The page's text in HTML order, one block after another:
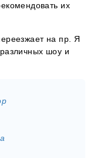
их
на пр. Я
шоу и